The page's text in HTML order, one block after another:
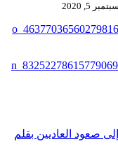
سبتمبر 5, 2020
صعود العاديين بقلم